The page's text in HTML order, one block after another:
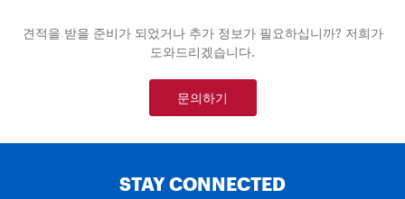
견적을 받을 준비가 되었거나 추가 정보가 필요하십니까? 저희가
도와드리겠습니다.
문의하기
STAY CONNECTED